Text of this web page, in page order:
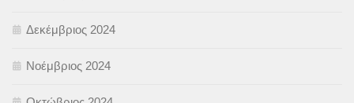
Δεκέμβριος 2024
Νοέμβριος 2024